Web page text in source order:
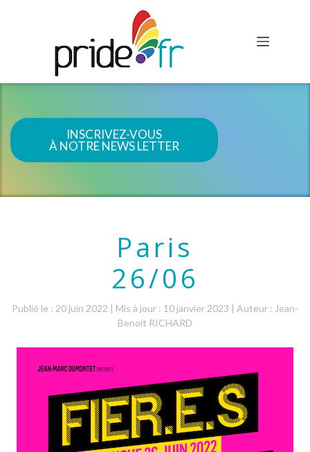
INSCRIVEZ-VOUS
À NOTRE NEWS LETTER
Paris
26/06
Publié le : 20 juin 2022 | Mis à jour : 10 janvier 2023 | Auteur : Jean-
Benoit RICHARD